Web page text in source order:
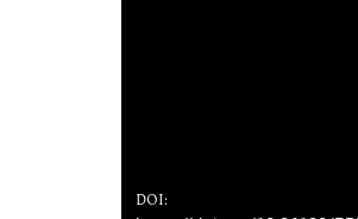
DOI: